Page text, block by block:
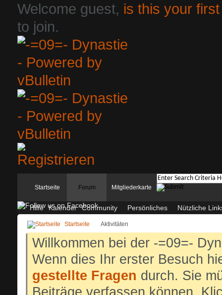
Welcome guest, is this your
to join.
Startseite Forum
Hilfe Kalender Community Persönliches Nützliche
Mitgliederkarte
Startseite Aktivitäten
Willkommen bei der -=09=-
Wenn dies Ihr erster Besuch
gestellte Fragen durch. Sie
Beiträge verfassen können.